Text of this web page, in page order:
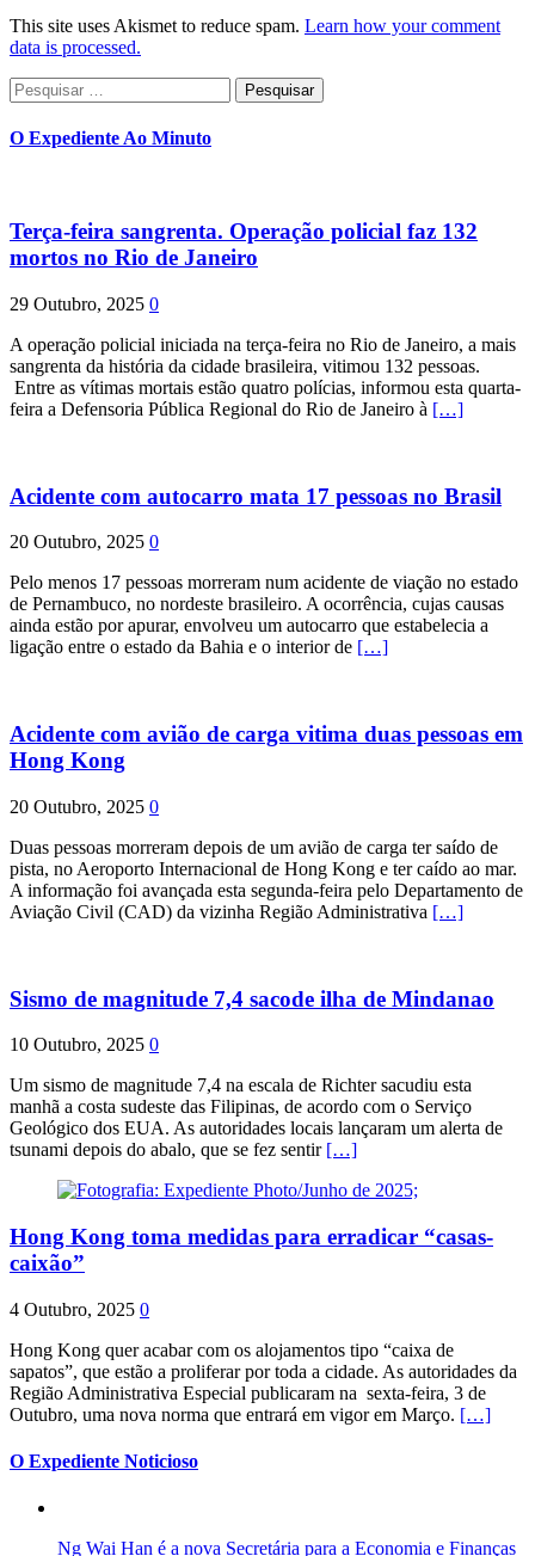
This site uses Akismet to reduce spam. Learn how your comment
data is processed.
Pesquisar
por:
O Expediente Ao Minuto
Terça-feira sangrenta. Operação policial faz 132
mortos no Rio de Janeiro
29 Outubro, 2025 0
A operação policial iniciada na terça-feira no Rio de Janeiro, a mais
sangrenta da história da cidade brasileira, vitimou 132 pessoas.
Entre as vítimas mortais estão quatro polícias, informou esta quarta-
feira a Defensoria Pública Regional do Rio de Janeiro à […]
Acidente com autocarro mata 17 pessoas no Brasil
20 Outubro, 2025 0
Pelo menos 17 pessoas morreram num acidente de viação no estado
de Pernambuco, no nordeste brasileiro. A ocorrência, cujas causas
ainda estão por apurar, envolveu um autocarro que estabelecia a
ligação entre o estado da Bahia e o interior de […]
Acidente com avião de carga vitima duas pessoas em
Hong Kong
20 Outubro, 2025 0
Duas pessoas morreram depois de um avião de carga ter saído de
pista, no Aeroporto Internacional de Hong Kong e ter caído ao mar.
A informação foi avançada esta segunda-feira pelo Departamento de
Aviação Civil (CAD) da vizinha Região Administrativa […]
Sismo de magnitude 7,4 sacode ilha de Mindanao
10 Outubro, 2025 0
Um sismo de magnitude 7,4 na escala de Richter sacudiu esta
manhã a costa sudeste das Filipinas, de acordo com o Serviço
Geológico dos EUA. As autoridades locais lançaram um alerta de
tsunami depois do abalo, que se fez sentir […]
Hong Kong toma medidas para erradicar “casas-
caixão”
4 Outubro, 2025 0
Hong Kong quer acabar com os alojamentos tipo “caixa de
sapatos”, que estão a proliferar por toda a cidade. As autoridades da
Região Administrativa Especial publicaram na sexta-feira, 3 de
Outubro, uma nova norma que entrará em vigor em Março. […]
O Expediente Noticioso
Ng Wai Han é a nova Secretária para a Economia e Finanças